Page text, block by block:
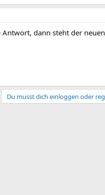
dann steht der
Du musst dich einloggen oder